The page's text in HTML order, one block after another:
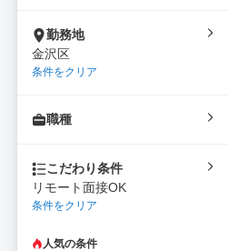
勤務地
金沢区
条件をクリア
職種
こだわり条件
リモート面接OK
条件をクリア
人気の条件